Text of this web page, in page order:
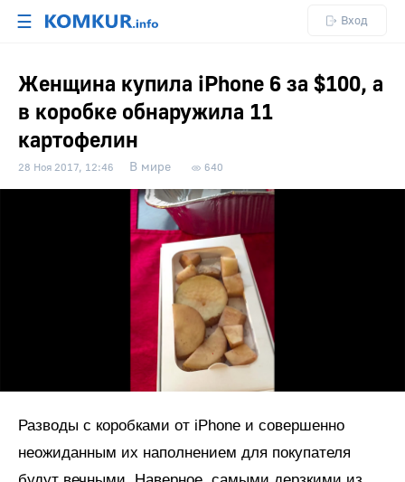
☰ Вход
Женщина купила iPhone 6 за $100, а
в коробке обнаружила 11
картофелин
28 Ноя 2017, 12:46 В мире 640
Разводы с коробками от iPhone и совершенно
неожиданным их наполнением для покупателя